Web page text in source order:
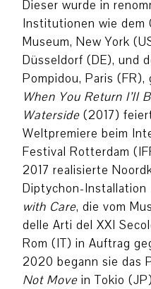
Dieser wurde in
Institutionen wie dem
Museum, New York
Düsseldorf (DE), und
Pompidou, Paris (FR),
When You Return I’ll
Waterside (2017)
Weltpremiere beim
Festival Rotterdam
2017 realisierte
Diptychon-Installation
with Care, die vom
delle Arti del XXI
Rom (IT) in Auftrag
2020 begann sie das
Not Move in Tokio